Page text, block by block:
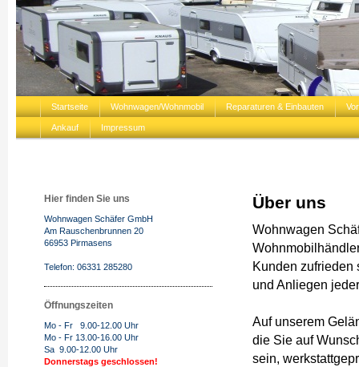
Startseite Wohnwagen/Wohnmobil Reparaturen & Einbauten
Ankauf Impressum
Hier finden Sie uns
Wohnwagen Schäfer GmbH
Am Rauschenbrunnen 20
66953 Pirmasens
Telefon: 06331 285280
Öffnungszeiten
Mo - Fr 9.00-12.00 Uhr
Mo - Fr 13.00-16.00 Uhr
Sa 9.00-12.00 Uhr
Donnerstags geschlossen!
Über uns
Wohnwagen
Kunden zufrieden
und Anliegen
Auf unserem
die Sie auf
sein,